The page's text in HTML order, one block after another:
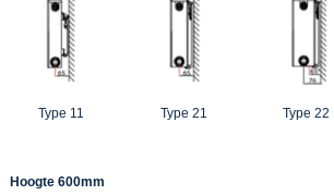
Type 11 Type 21 Type 22
Hoogte 600mm